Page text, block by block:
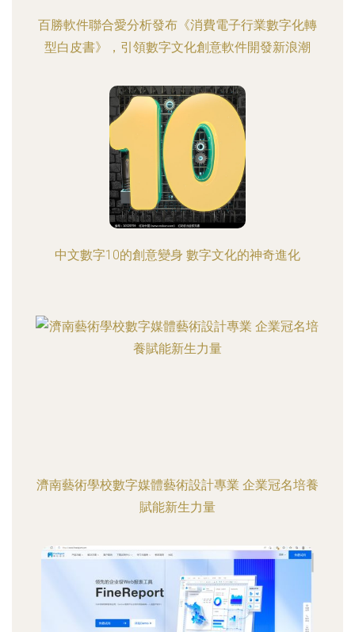
百勝軟件聯合愛分析發布《消費電子行業數字化轉
型白皮書》，引領數字文化創意軟件開發新浪潮
中文數字10的創意變身 數字文化的神奇進化
濟南藝術學校數字媒體藝術設計專業 企業冠名培養
賦能新生力量